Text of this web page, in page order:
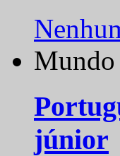
Mundo
júnior